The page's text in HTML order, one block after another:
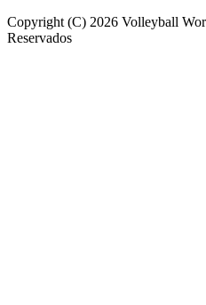
Copyright (C) 2026 Volleyball
Reservados